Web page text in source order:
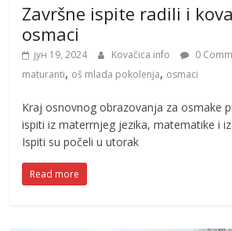
Završne ispite radili i
osmaci
јун 19, 2024 Kovačica info 0
maturanti, oš mlada pokolenja, osmaci
Kraj osnovnog obrazovanja za osmake
ispiti iz materrnjeg jezika, matematike i
Ispiti su počeli u utorak
Read more